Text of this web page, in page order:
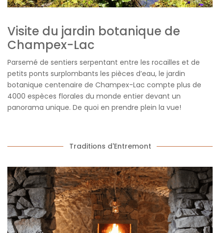
Visite du jardin botanique de
Champex-Lac
Parsemé de sentiers serpentant entre les rocailles et de
petits ponts surplombants les pièces d’eau, le jardin
botanique centenaire de Champex-Lac compte plus de
4000 espèces florales du monde entier devant un
panorama unique. De quoi en prendre plein la vue!
Traditions d'Entremont